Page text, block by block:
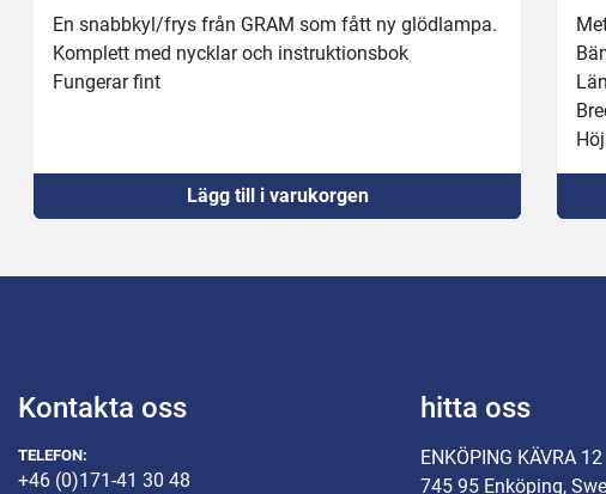
En snabbkyl/frys från GRAM som fått ny glödlampa.
Komplett med nycklar och instruktionsbok
Fungerar fint
Lägg till i varukorgen
Kontakta oss
TELEFON:
+46 (0)171-41 30 48
hitta oss
ENKÖPING KÄVRA 12
745 95 Enköping,